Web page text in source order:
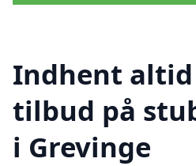
Indhent
tilbud på
i Grevinge